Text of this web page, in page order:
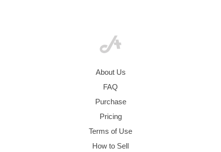
About Us
FAQ
Purchase
Pricing
Terms of Use
How to Sell